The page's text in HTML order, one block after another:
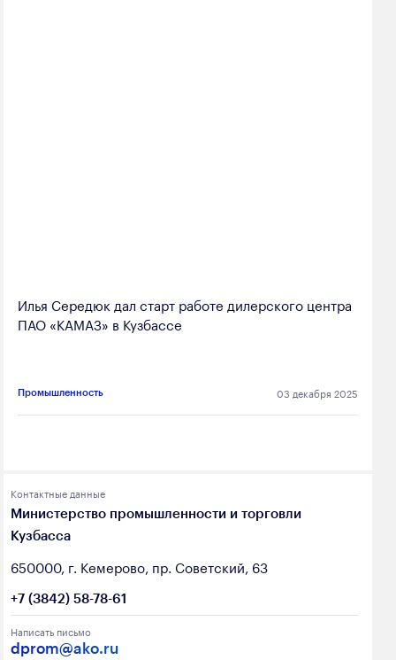
Илья Середюк дал старт работе дилерского центра
ПАО «КАМАЗ» в Кузбассе
Промышленность 03 декабря 2025
Контактные данные
Министерство промышленности и торговли
Кузбасса
650000, г. Кемерово, пр. Советский, 63
+7 (3842) 58-78-61
Написать письмо
dprom@ako.ru